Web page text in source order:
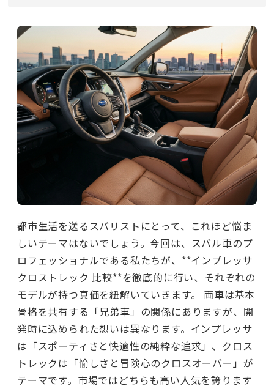
都市生活を送るスバリストにとって、これほど悩ま
しいテーマはないでしょう。今回は、スバル車のプ
ロフェッショナルである私たちが、**インプレッサ
クロストレック 比較**を徹底的に行い、それぞれの
モデルが持つ真価を紐解いていきます。 両車は基本
骨格を共有する「兄弟車」の関係にありますが、開
発時に込められた想いは異なります。インプレッサ
は「スポーティさと快適性の純粋な追求」、クロス
トレックは「愉しさと冒険心のクロスオーバー」が
テーマです。市場ではどちらも高い人気を誇ります